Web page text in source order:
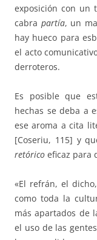
exposición con un
cabra partía, un
hay hueco para
el acto
derroteros.
Es posible que
hechas se deba a
ese aroma a cita
[Coseriu, 115] y
retórico eficaz para
«El refrán, el
como toda la
más apartados de
el uso de las